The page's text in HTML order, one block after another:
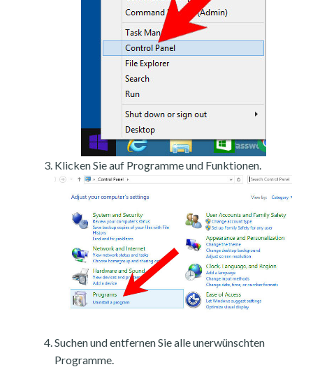
Klicken Sie auf Programme und Funktionen.
Suchen und entfernen Sie alle unerwünschten
Programme.